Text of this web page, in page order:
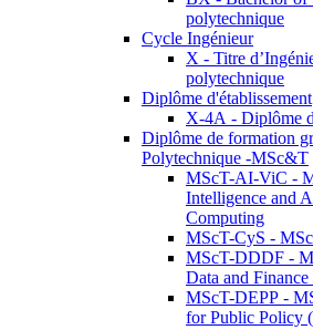
polytechnique
Cycle Ingénieur
X - Titre
polytechnique
Diplôme d'établissement
X-4A - Diplôme
Diplôme de formation
Polytechnique -MSc&T
MScT-AI-ViC -
Intelligence and
Computing
MScT-CyS -
MScT-DDDF -
Data and
MScT-DEPP -
for Public Policy